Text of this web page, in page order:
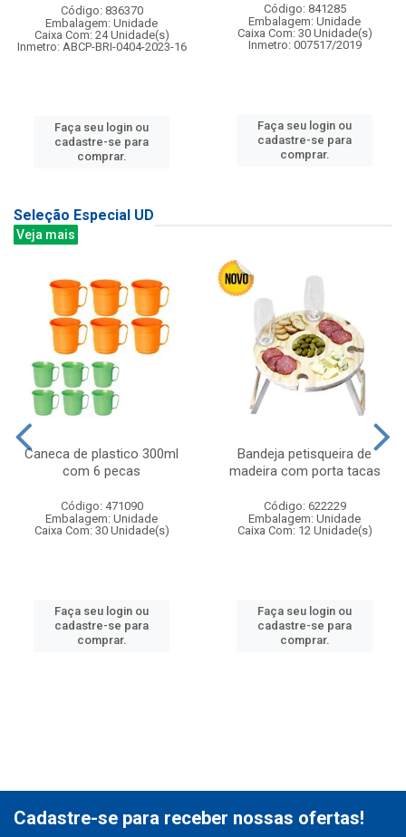
Código: 836370
Embalagem: Unidade
Caixa Com: 24 Unidade(s)
Inmetro: ABCP-BRI-0404-2023-16
Faça seu login ou
cadastre-se para
comprar.
Código: 841285
Embalagem: Unidade
Caixa Com: 30 Unidade(s)
Inmetro: 007517/2019
Faça seu login ou
cadastre-se para
comprar.
Seleção Especial UD
Veja mais
Caneca de plastico 300ml
com 6 pecas
Código: 471090
Embalagem: Unidade
Caixa Com: 30 Unidade(s)
Faça seu login ou
cadastre-se para
comprar.
Bandeja petisqueira de
madeira com porta tacas
Código: 622229
Embalagem: Unidade
Caixa Com: 12 Unidade(s)
Faça seu login ou
cadastre-se para
comprar.
Cadastre-se para receber nossas ofertas!